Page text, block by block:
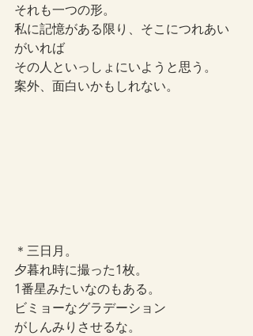
それも一つの形。
私に記憶がある限り、そこにつれあい
がいれば
その人といっしょにいようと思う。
案外、面白いかもしれない。
＊三日月。
夕暮れ時に撮った1枚。
1番星みたいなのもある。
ビミョーなグラデーション
がしんみりさせるな。